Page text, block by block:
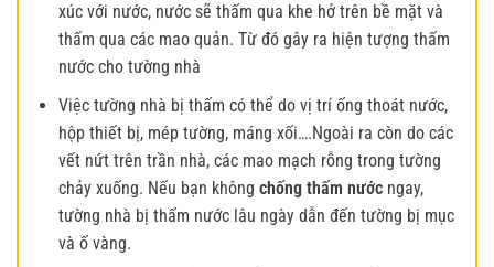
xúc với nước, nước sẽ thấm qua khe hở trên bề mặt và
thấm qua các mao quản. Từ đó gây ra hiện tượng thấm
nước cho tường nhà
Việc tường nhà bị thấm có thể do vị trí ống thoát nước,
hộp thiết bị, mép tường, máng xối….Ngoài ra còn do các
vết nứt trên trần nhà, các mao mạch rỗng trong tường
chảy xuống. Nếu bạn không chống thấm nướcngay,
tường nhà bị thấm nước lâu ngày dẫn đến tường bị mục
và ố vàng.